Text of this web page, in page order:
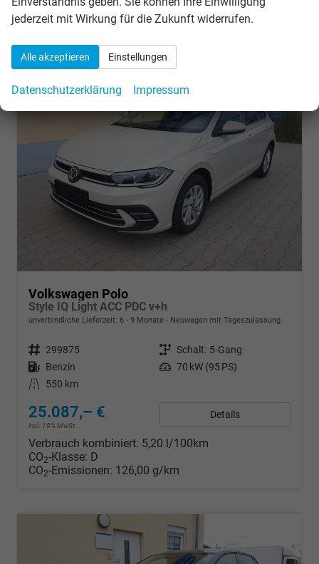
Verbrauch kombiniert:
CO -Klasse: D
Volkswagen Polo
Style IQ Light ACC PDC v+h
unverbindliche Lieferzeit: 6 - 9 Monate Neuwagen mit Tageszulassung
Fahrzeugnr. 299875 Getriebe Schalt. 5-Gang
Kraftstoff Benzin Leistung 70 kW (95 PS)
Kilometerstand
550 km
25.087,– €
incl. 19% MwSt.
Details
Verbrauch kombiniert: 5,20 l/100km
CO2-Klasse: D
CO2-Emissionen: 126,00 g/km
jederzeit mit Wirkung für die Zukunft widerrufen.
Alle akzeptieren Einstellungen
Datenschutzerklärung Impressum